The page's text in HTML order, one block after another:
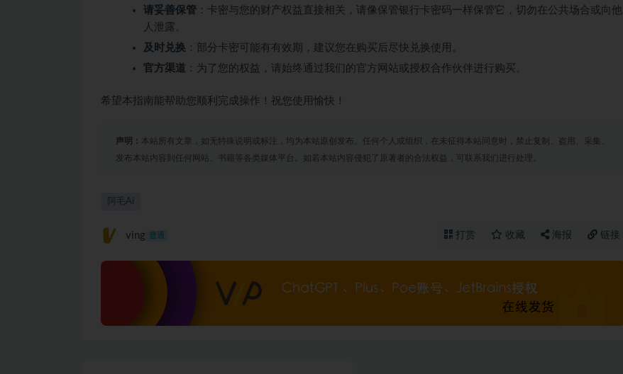
请妥善保管 ：卡密与您的财产权益直接相关，请像保管银行卡密码一样保管它，切勿在公共场合或向他
人泄露。
及时兑换 ：部分卡密可能有有效期，建议您在购买后尽快兑换使用。
官方渠道 ：为了您的权益，请始终通过我们的官方网站或授权合作伙伴进行购买。
希望本指南能帮助您顺利完成操作！祝您使用愉快！
声明： 本站所有文章，如无特殊说明或标注，均为本站原创发布。任何个人或组织，在未征得本站同意时，禁止复制、盗用、采集、
发布本站内容到任何网站、书籍等各类媒体平台。如若本站内容侵犯了原著者的合法权益，可联系我们进行处理。
阿毛Ai
ving 普通 打赏 收藏 海报 链接